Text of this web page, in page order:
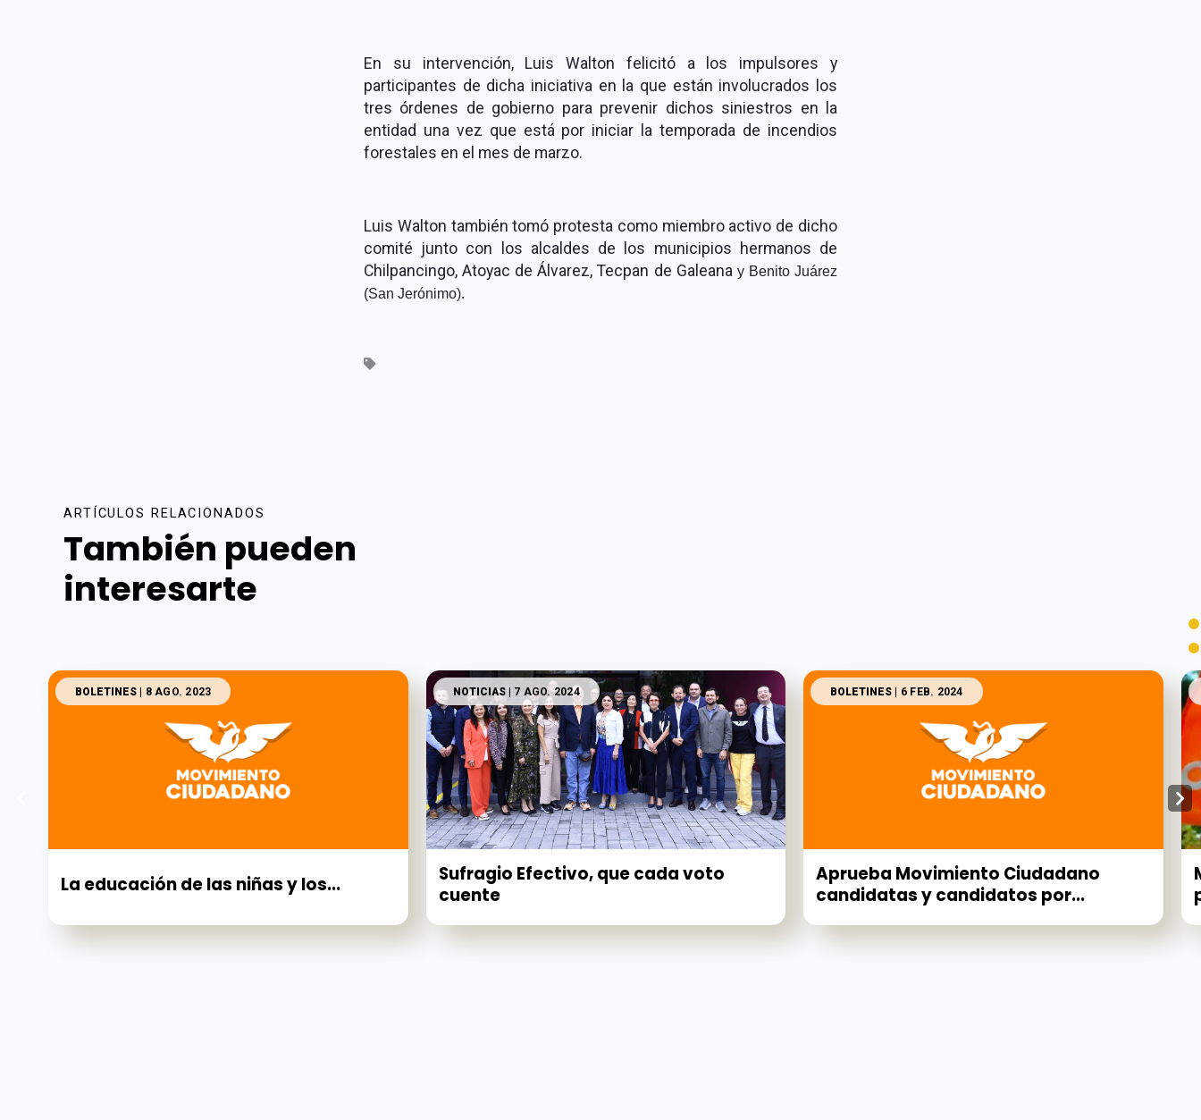
En su intervención, Luis Walton felicitó a los impulsores y
participantes de dicha iniciativa en la que están involucrados los
tres órdenes de gobierno para prevenir dichos siniestros en la
entidad una vez que está por iniciar la temporada de incendios
forestales en el mes de marzo.
Luis Walton también tomó protesta como miembro activo de dicho
comité junto con los alcaldes de los municipios hermanos de
Chilpancingo, Atoyac de Álvarez, Tecpan de Galeana y Benito Juárez
(San Jerónimo).
ARTÍCULOS RELACIONADOS
También pueden
interesarte
BOLETINES | 8 AGO. 2023
La educación de las niñas y los...
NOTICIAS| 7 AGO. 2024
Sufragio Efectivo, que cada voto
cuente
BOLETINES | 6 FEB. 2024
Aprueba Movimiento Ciudadano
candidatas y candidatos por...